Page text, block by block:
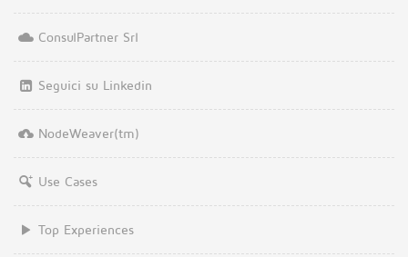
ConsulPartner Srl
Seguici su Linkedin
NodeWeaver(tm)
Use Cases
Top Experiences